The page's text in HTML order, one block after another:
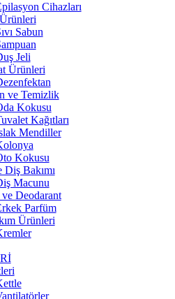
Cihazları
Sabun
Jeli
Ürünleri
ve Temizlik
Kokusu
Kağıtları
Mendiller
Kokusu
Diş Bakımı
Macunu
Deodarant
Parfüm
Ürünleri